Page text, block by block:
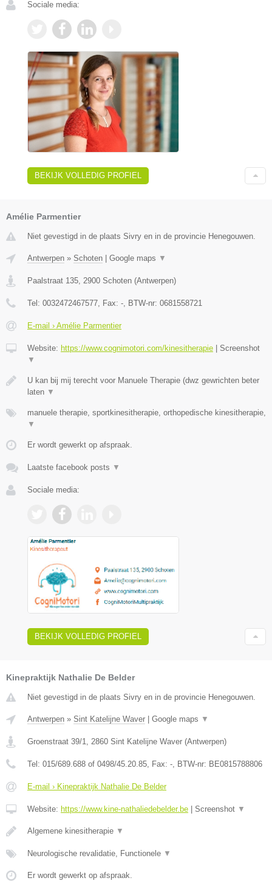
Sociale media:
BEKIJK VOLLEDIG PROFIEL
Amélie Parmentier
Niet gevestigd in de plaats Sivry en in de provincie Henegouwen.
Antwerpen » Schoten Google maps ▼
Paalstraat 135 2900 Schoten (Antwerpen)
Tel: 0032472467577 , Fax: - , BTW-nr: 0681558721
E-mail › Amélie Parmentier
Website: https://www.cognimotori.com/kinesitherapie
Screenshot
▼
U kan bij mij terecht voor Manuele Therapie (dwz gewrichten beter
laten ▼
manuele therapie, sportkinesitherapie, orthopedische kinesitherapie,
▼
Er wordt gewerkt op afspraak.
Laatste facebook posts ▼
Sociale media:
BEKIJK VOLLEDIG PROFIEL
Kinepraktijk Nathalie De Belder
Niet gevestigd in de plaats Sivry en in de provincie Henegouwen.
Antwerpen » Sint Katelijne Waver | Google maps ▼
Groenstraat 39/1 2860 Sint Katelijne Waver (Antwerpen)
Tel: 015/689.688 of 0498/45.20.85 , Fax: - , BTW-nr: BE0815788806
E-mail › Kinepraktijk Nathalie De Belder
Website: https://www.kine-nathaliedebelder.be | Screenshot ▼
Algemene kinesitherapie ▼
Neurologische revalidatie, Functionele ▼
Er wordt gewerkt op afspraak.